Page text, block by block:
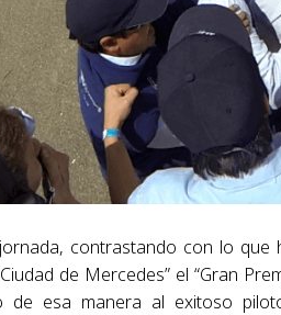
contrastando con lo
de Mercedes” el “Gran
de esa manera al exitoso